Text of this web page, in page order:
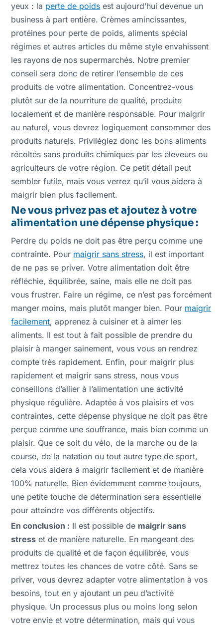
yeux : la perte de poids est aujourd’hui devenue un
business à part entière. Crèmes amincissantes,
protéines pour perte de poids, aliments spécial
régimes et autres articles du même style envahissent
les rayons de nos supermarchés. Notre premier
conseil sera donc de retirer l’ensemble de ces
produits de votre alimentation. Concentrez-vous
plutôt sur de la nourriture de qualité, produite
localement et de manière responsable. Pour maigrir
au naturel, vous devrez logiquement consommer des
produits naturels. Privilégiez donc les bons aliments
récoltés sans produits chimiques par les éleveurs ou
agriculteurs de votre région. Ce petit détail peut
sembler futile, mais vous verrez qu’il vous aidera à
maigrir bien plus facilement.
Ne vous privez pas et ajoutez à votre
alimentation une dépense physique :
Perdre du poids ne doit pas être perçu comme une
contrainte. Pour maigrir sans stress, il est important
de ne pas se priver. Votre alimentation doit être
réfléchie, équilibrée, saine, mais elle ne doit pas
vous frustrer. Faire un régime, ce n’est pas forcément
manger moins, mais plutôt manger bien. Pour maigrir
facilement, apprenez à cuisiner et à aimer les
aliments. Il est tout à fait possible de prendre du
plaisir à manger sainement, vous vous en rendrez
compte très rapidement. Enfin, pour maigrir plus
rapidement et maigrir sans stress, nous vous
conseillons d’allier à l’alimentation une activité
physique régulière. Adaptée à vos plaisirs et vos
contraintes, cette dépense physique ne doit pas être
perçue comme une souffrance, mais bien comme un
plaisir. Que ce soit du vélo, de la marche ou de la
course, de la natation ou tout autre type de sport,
cela vous aidera à maigrir facilement et de manière
100% naturelle. Bien évidemment comme toujours,
une petite touche de détermination sera essentielle
pour atteindre vos différents objectifs.
En conclusion : Il est possible de maigrir sans
stress et de manière naturelle. En mangeant des
produits de qualité et de façon équilibrée, vous
mettrez toutes les chances de votre côté. Sans se
priver, vous devrez adapter votre alimentation à vos
besoins, tout en y ajoutant un peu d’activité
physique. Un processus plus ou moins long selon
votre envie et votre détermination, mais qui vous